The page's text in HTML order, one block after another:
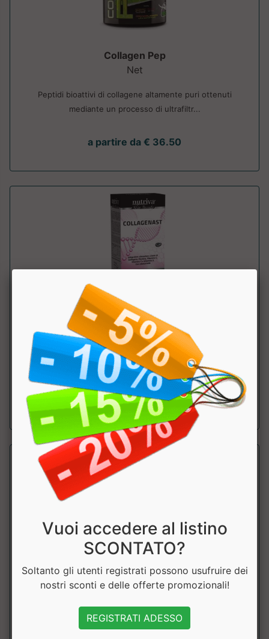
Collagen Pep
Net
Peptidi bioattivi di collagene altamente puri ottenuti
mediante un processo di ultrafiltr...
a partire da € 36.50
COLLAGENAST
Nutriva
Contribuisce alla normale formazione del collagene per la
normale funzione della pelle. Pr...
a partire da € 22.10
sconto 15%
COLLAGENE Advanced Revitalized Formula
Ethic Sport
Formula con collagene idrolizzato, acido ialuronico e
nutrienti mirati per contribuire all...
Vuoi accedere al listino
SCONTATO?
Soltanto gli utenti registrati possono usufruire dei
nostri sconti e delle offerte promozionali!
REGISTRATI ADESSO